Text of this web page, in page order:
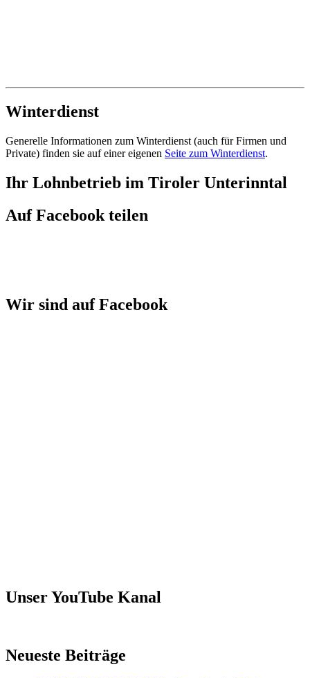
Winterdienst
Generelle Informationen zum Winterdienst (auch für Firmen und
Private) finden sie auf einer eigenen Seite zum Winterdienst.
Ihr Lohnbetrieb im Tiroler Unterinntal
Auf Facebook teilen
Wir sind auf Facebook
Unser YouTube Kanal
Neueste Beiträge